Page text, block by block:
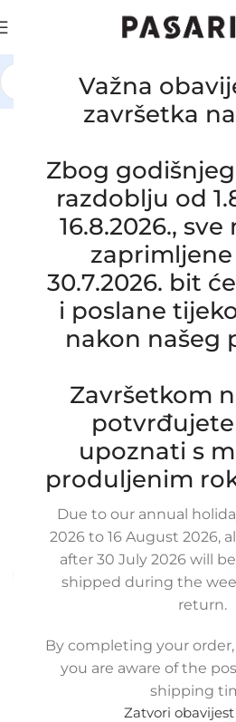
Važna
završetka
Zbog
razdoblju od
16.8.2026.,
30.7.2026. bit
i poslane
nakon našeg
Završetkom
upoznati s
produljenim
Due to our annual
2026 to 16 August 2026,
after 30 July 2026 will
shipped during the
return.
By completing your
you are aware of the
shipping
Zatvori obavijest
AUTOMOBILI /
Zamjensko crijevo
HYUNDAI TERRACAN
H1910PH,
25411H1910, 25411
8-2-12/ob
Stanje:Novo | Garancija: 2 god
Dostupno uz narudžbu (isti ili
Dodaj u